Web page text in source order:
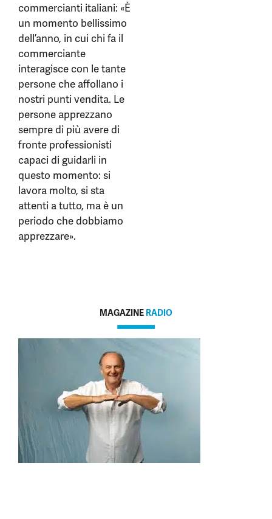
commercianti italiani: «È
un momento bellissimo
dell’anno, in cui chi fa il
commerciante
interagisce con le tante
persone che affollano i
nostri punti vendita. Le
persone apprezzano
sempre di più avere di
fronte professionisti
capaci di guidarli in
questo momento: si
lavora molto, si sta
attenti a tutto, ma è un
periodo che dobbiamo
apprezzare».
MAGAZINE RADIO